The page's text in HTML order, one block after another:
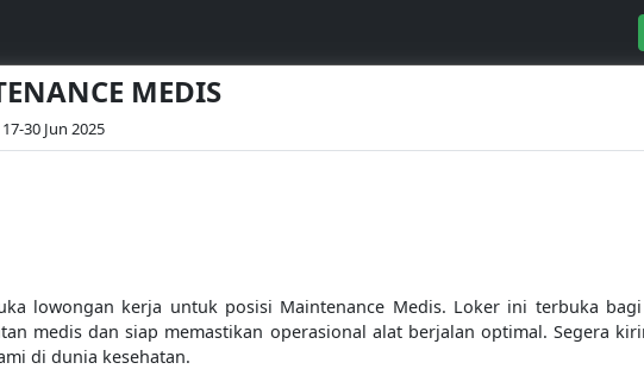
MEDIS
17-30 Jun 2025
lowongan kerja untuk posisi Maintenance Medis. Loker ini terbuka
medis dan siap memastikan operasional alat berjalan optimal. Segera
di dunia kesehatan.